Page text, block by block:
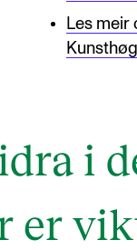
Les meir
i
er